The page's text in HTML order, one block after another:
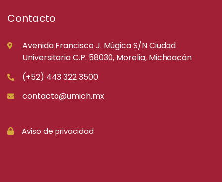
Contacto
Avenida Francisco J. Múgica S/N Ciudad
Universitaria C.P. 58030, Morelia, Michoacán
(+52) 443 322 3500
contacto@umich.mx
Aviso de privacidad